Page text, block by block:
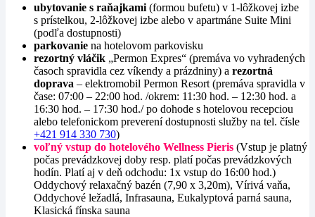
ubytovanie s raňajkami (formou bufetu) v 1-lôžkovej izbe
s prístelkou, 2-lôžkovej izbe alebo v apartmáne Suite Mini
(podľa dostupnosti)
parkovanie na hotelovom parkovisku
rezortný vláčik „Permon Expres“ (premáva vo vyhradených
časoch spravidla cez víkendy a prázdniny) a rezortná
doprava – elektromobil Permon Resort (premáva spravidla v
čase: 07:00 – 22:00 hod. /okrem: 11:30 hod. – 12:30 hod. a
16:30 hod. – 17:30 hod./ po dohode s hotelovou recepciou
alebo telefonickom preverení dostupnosti služby na tel. čísle
+421 914 330 730)
voľný vstup do hotelového Wellness Pieris (Vstup je platný
počas prevádzkovej doby resp. platí počas prevádzkových
hodín. Platí aj v deň odchodu: 1x vstup do 16:00 hod.)
Oddychový relaxačný bazén (7,90 x 3,20m), Vírivá vaňa,
Oddychové ležadlá, Infrasauna, Eukalyptová parná sauna,
Klasická fínska sauna